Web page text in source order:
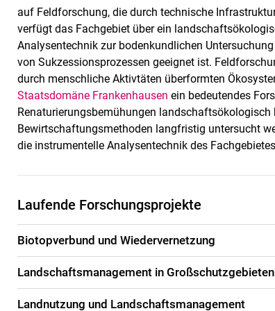
auf Feldforschung, die durch technische
verfügt das Fachgebiet über ein
Analysentechnik zur bodenkundlichen
von Sukzessionsprozessen geeignet ist.
durch menschliche Aktivtäten überformten
Staatsdomäne Frankenhausenein bedeutendes
Renaturierungsbemühungen
Bewirtschaftungsmethoden langfristig untersucht
die instrumentelle Analysentechnik des
Laufende Forschungsprojekte
Biotopverbund und Wiedervernetzung
Landschaftsmanagement in Großschutzgebieten
Land­nut­zung und Land­schafts­ma­nage­ment